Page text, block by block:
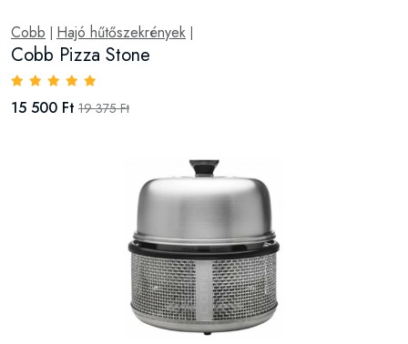
Cobb Hajó hűtőszekrények
Cobb Pizza Stone
15 500 Ft 19 375 Ft